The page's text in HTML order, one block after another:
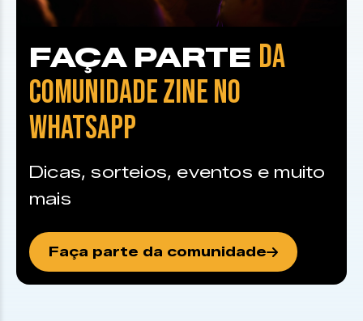
FAÇA PARTE DA
COMUNIDADE ZINE NO
WHATSAPP
Dicas, sorteios, eventos e muito
mais
Faça parte da comunidade